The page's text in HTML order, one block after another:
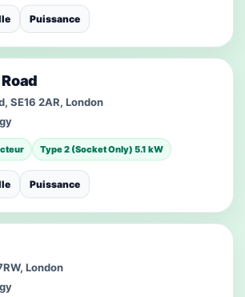
Puissance
SE16 2AR, London
Type 2 (Socket Only) 5.1 kW
Puissance
London